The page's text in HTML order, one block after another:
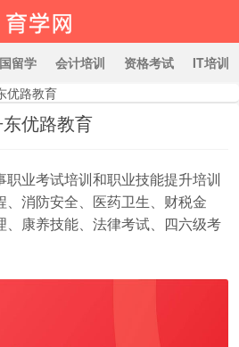
留学 会计培训 资格考试
IT培训
优路教育
优路教育
业考试培训和职业技能提升培训
、消防安全、医药卫生、财税金
、康养技能、法律考试、四六级考